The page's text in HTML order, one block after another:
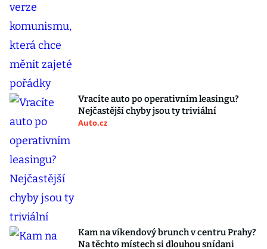
Vracíte auto po operativním leasingu?
Nejčastější chyby jsou ty triviální
Auto.cz
Kam na víkendový brunch v centru Prahy?
Na těchto místech si dlouhou snídani